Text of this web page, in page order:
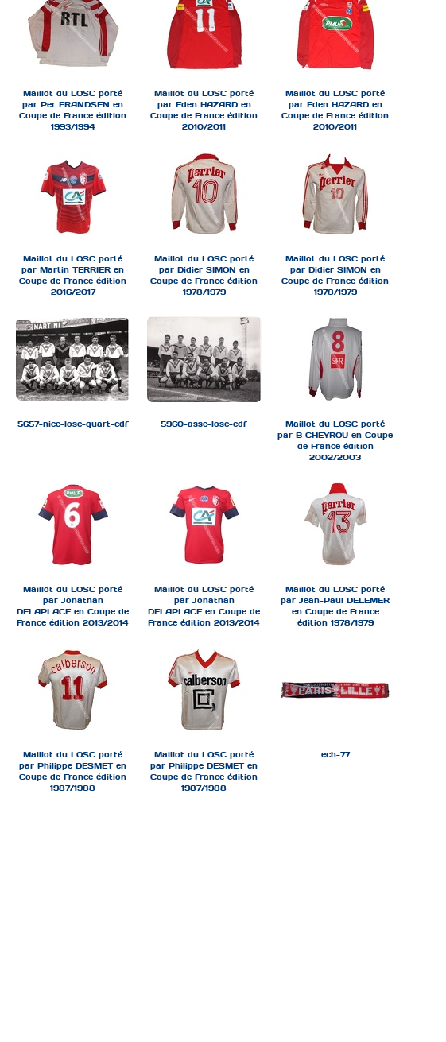
Maillot du LOSC porté
par Per FRANDSEN en
Coupe de France édition
1993/1994
Maillot du LOSC porté
par Eden HAZARD en
Coupe de France édition
2010/2011
Maillot du LOSC porté
par Eden HAZARD en
Coupe de France édition
2010/2011
Maillot du LOSC porté
par Martin TERRIER en
Coupe de France édition
2016/2017
Maillot du LOSC porté
par Didier SIMON en
Coupe de France édition
1978/1979
Maillot du LOSC porté
par Didier SIMON en
Coupe de France édition
1978/1979
5657-nice-losc-quart-cdf 5960-asse-losc-cdf
Maillot du LOSC porté
par B CHEYROU en Coupe
de France édition
2002/2003
Maillot du LOSC porté
par Jonathan
DELAPLACE en Coupe de
France édition 2013/2014
Maillot du LOSC porté
par Jonathan
DELAPLACE en Coupe de
France édition 2013/2014
Maillot du LOSC porté
par Jean-Paul DELEMER
en Coupe de France
édition 1978/1979
Maillot du LOSC porté
par Philippe DESMET en
Coupe de France édition
1987/1988
Maillot du LOSC porté
par Philippe DESMET en
Coupe de France édition
1987/1988
ech-77